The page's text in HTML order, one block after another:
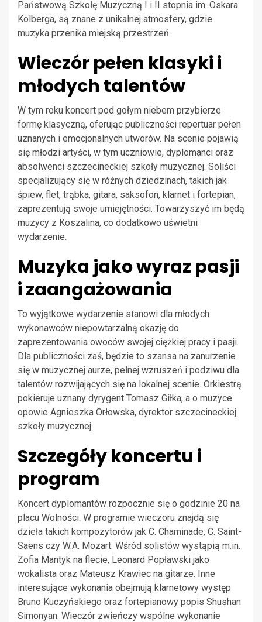
Państwową Szkołę Muzyczną I i II stopnia im. Oskara
Kolberga, są znane z unikalnej atmosfery, gdzie
muzyka przenika miejską przestrzeń.
Wieczór pełen klasyki i
młodych talentów
W tym roku koncert pod gołym niebem przybierze
formę klasyczną, oferując publiczności repertuar pełen
uznanych i emocjonalnych utworów. Na scenie pojawią
się młodzi artyści, w tym uczniowie, dyplomanci oraz
absolwenci szczecineckiej szkoły muzycznej. Soliści
specjalizujący się w różnych dziedzinach, takich jak
śpiew, flet, trąbka, gitara, saksofon, klarnet i fortepian,
zaprezentują swoje umiejętności. Towarzyszyć im będą
muzycy z Koszalina, co dodatkowo uświetni
wydarzenie.
Muzyka jako wyraz pasji
i zaangażowania
To wyjątkowe wydarzenie stanowi dla młodych
wykonawców niepowtarzalną okazję do
zaprezentowania owoców swojej ciężkiej pracy i pasji.
Dla publiczności zaś, będzie to szansa na zanurzenie
się w muzycznej aurze, pełnej wzruszeń i podziwu dla
talentów rozwijających się na lokalnej scenie. Orkiestrą
pokieruje uznany dyrygent Tomasz Giłka, a o muzyce
opowie Agnieszka Orłowska, dyrektor szczecineckiej
szkoły muzycznej.
Szczegóły koncertu i
program
Koncert dyplomantów rozpocznie się o godzinie 20 na
placu Wolności. W programie wieczoru znajdą się
dzieła takich kompozytorów jak C. Chaminade, C. Saint-
Saëns czy W.A. Mozart. Wśród solistów wystąpią m.in.
Zofia Mantyk na flecie, Leonard Popławski jako
wokalista oraz Mateusz Krawiec na gitarze. Inne
interesujące wykonania obejmują klarnetowy występ
Bruno Kuczyńskiego oraz fortepianowy popis Shushan
Simonyan. Wieczór zwieńczy wspólne wykonanie